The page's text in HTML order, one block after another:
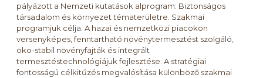
pályázott a Nemzeti kutatások alprogram: Biztonságos
társadalom és környezet tématerületre. Szakmai
programjuk célja: A hazai és nemzetközi piacokon
versenyképes, fenntartható növénytermesztést szolgáló,
öko-stabil növényfajták és integrált
termesztéstechnológiájuk fejlesztése. A stratégiai
fontosságú célkitűzés megvalósítása különböző szakmai